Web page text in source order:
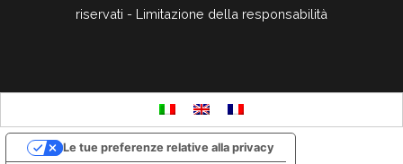
riservati - Limitazione della responsabilità
Le tue preferenze relative alla privacy